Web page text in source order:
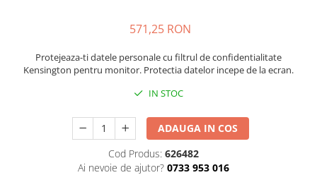
Instrumente de scris
Seturi de scris Premium
571,25 RON
Protejeaza-ti datele personale cu filtrul de confidentialitate
Kensington pentru monitor. Protectia datelor incepe de la ecran.
IN STOC
ADAUGA IN COS
Cod Produs: 626482
Ai nevoie de ajutor? 0733 953 016